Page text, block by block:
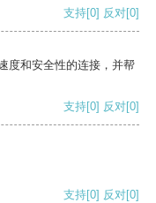
支持[0] 反对[0]
度和安全性的连接，并帮
支持[0] 反对[0]
支持[0] 反对[0]